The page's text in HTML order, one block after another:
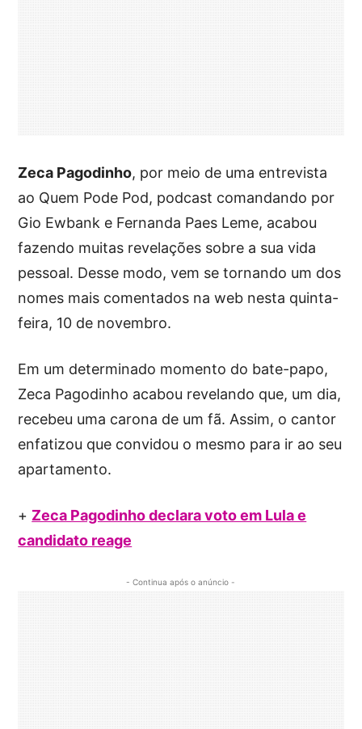
Zeca Pagodinho, por meio de uma entrevista
ao Quem Pode Pod, podcast comandando por
Gio Ewbank e Fernanda Paes Leme, acabou
fazendo muitas revelações sobre a sua vida
pessoal. Desse modo, vem se tornando um dos
nomes mais comentados na web nesta quinta-
feira, 10 de novembro.
Em um determinado momento do bate-papo,
Zeca Pagodinho acabou revelando que, um dia,
recebeu uma carona de um fã. Assim, o cantor
enfatizou que convidou o mesmo para ir ao seu
apartamento.
+ Zeca Pagodinho declara voto em Lula e
candidato reage
- Continua após o anúncio -